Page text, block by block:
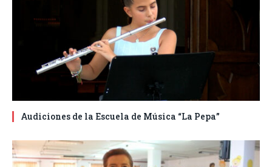
Audiciones de la Escuela de Música “La Pepa”